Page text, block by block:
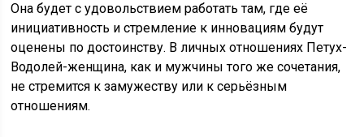
Она будет с удовольствием работать там, где её
инициативность и стремление к инновациям будут
оценены по достоинству. В личных отношениях Петух-
Водолей-женщина, как и мужчины того же сочетания,
не стремится к замужеству или к серьёзным
отношениям.